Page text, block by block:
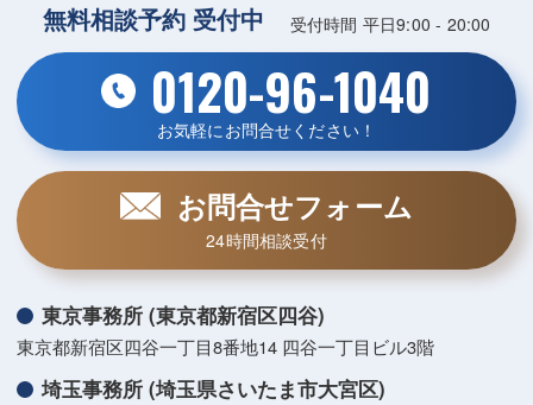
無料相談予約 受付中 受付時間 平日9:00 - 20:00
0120-96-1040
お気軽にお問合せください！
お問合せフォーム
24時間相談受付
東京事務所 (東京都新宿区四谷)
東京都新宿区四谷一丁目8番地14 四谷一丁目ビル3階
埼玉事務所 (埼玉県さいたま市大宮区)